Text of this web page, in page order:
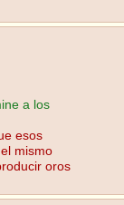
a los
esos
mismo
oros